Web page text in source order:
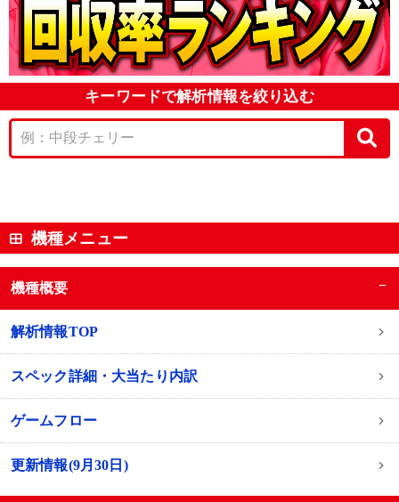
キーワードで解析情報を絞り込む
機種メニュー
機種概要 −
解析情報TOP
スペック詳細・大当たり内訳
ゲームフロー
更新情報(9月30日)